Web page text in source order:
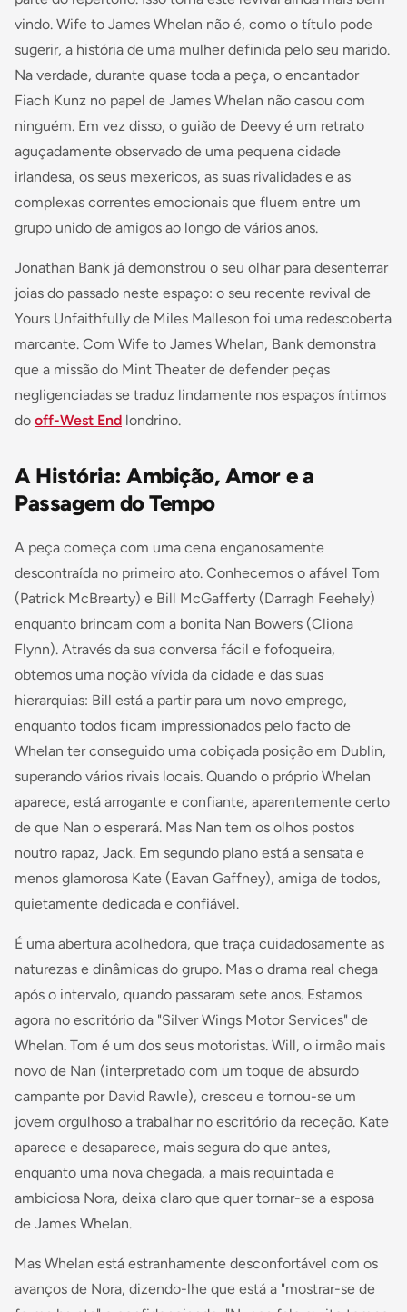
vindo. Wife to James Whelan não é, como o título pode
sugerir, a história de uma mulher definida pelo seu marido.
Na verdade, durante quase toda a peça, o encantador
Fiach Kunz no papel de James Whelan não casou com
ninguém. Em vez disso, o guião de Deevy é um retrato
aguçadamente observado de uma pequena cidade
irlandesa, os seus mexericos, as suas rivalidades e as
complexas correntes emocionais que fluem entre um
grupo unido de amigos ao longo de vários anos.
Jonathan Bank já demonstrou o seu olhar para desenterrar
joias do passado neste espaço: o seu recente revival de
Yours Unfaithfully de Miles Malleson foi uma redescoberta
marcante. Com Wife to James Whelan, Bank demonstra
que a missão do Mint Theater de defender peças
negligenciadas se traduz lindamente nos espaços íntimos
do off-West End londrino.
A História: Ambição, Amor e a
Passagem do Tempo
A peça começa com uma cena enganosamente
descontraída no primeiro ato. Conhecemos o afável Tom
(Patrick McBrearty) e Bill McGafferty (Darragh Feehely)
enquanto brincam com a bonita Nan Bowers (Cliona
Flynn). Através da sua conversa fácil e fofoqueira,
obtemos uma noção vívida da cidade e das suas
hierarquias: Bill está a partir para um novo emprego,
enquanto todos ficam impressionados pelo facto de
Whelan ter conseguido uma cobiçada posição em Dublin,
superando vários rivais locais. Quando o próprio Whelan
aparece, está arrogante e confiante, aparentemente certo
de que Nan o esperará. Mas Nan tem os olhos postos
noutro rapaz, Jack. Em segundo plano está a sensata e
menos glamorosa Kate (Eavan Gaffney), amiga de todos,
quietamente dedicada e confiável.
É uma abertura acolhedora, que traça cuidadosamente as
naturezas e dinâmicas do grupo. Mas o drama real chega
após o intervalo, quando passaram sete anos. Estamos
agora no escritório da "Silver Wings Motor Services" de
Whelan. Tom é um dos seus motoristas. Will, o irmão mais
novo de Nan (interpretado com um toque de absurdo
campante por David Rawle), cresceu e tornou-se um
jovem orgulhoso a trabalhar no escritório da receção. Kate
aparece e desaparece, mais segura do que antes,
enquanto uma nova chegada, a mais requintada e
ambiciosa Nora, deixa claro que quer tornar-se a esposa
de James Whelan.
Mas Whelan está estranhamente desconfortável com os
avanços de Nora, dizendo-lhe que está a "mostrar-se de